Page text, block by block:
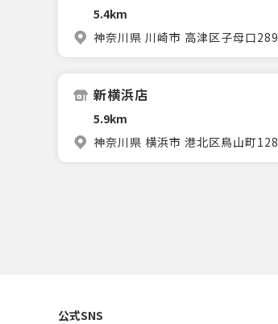
5.4km
神奈川県 川崎市 高津区子母口
新横浜店
5.9km
神奈川県 横浜市 港北区鳥山町
公式SNS